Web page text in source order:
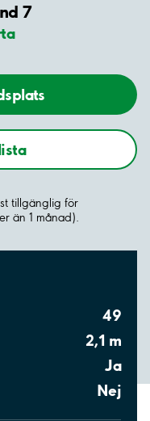
7
tillgänglig för
än 1 månad).
49
2,1 m
Ja
Nej